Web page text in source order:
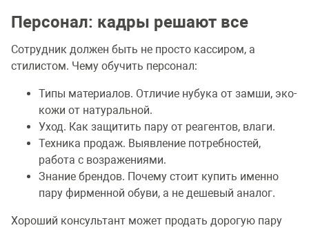
Персонал: кадры решают все
Сотрудник должен быть не просто кассиром, а
стилистом. Чему обучить персонал:
Типы материалов. Отличие нубука от замши, эко-
кожи от натуральной.
Уход. Как защитить пару от реагентов, влаги.
Техника продаж. Выявление потребностей,
работа с возражениями.
Знание брендов. Почему стоит купить именно
пару фирменной обуви, а не дешевый аналог.
Хороший консультант может продать дорогую пару